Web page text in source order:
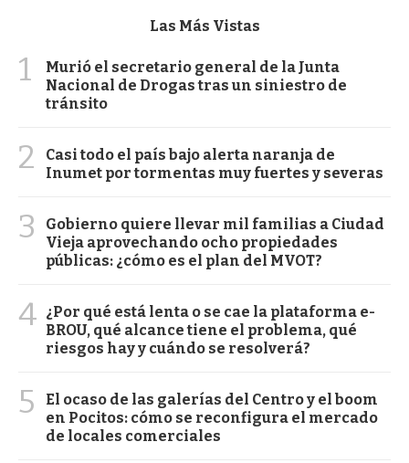
Las Más Vistas
1
Murió el secretario general de la Junta
Nacional de Drogas tras un siniestro de
tránsito
2
Casi todo el país bajo alerta naranja de
Inumet por tormentas muy fuertes y severas
3
Gobierno quiere llevar mil familias a Ciudad
Vieja aprovechando ocho propiedades
públicas: ¿cómo es el plan del MVOT?
4 ¿Por qué está lenta o se cae la plataforma e-
BROU, qué alcance tiene el problema, qué
riesgos hay y cuándo se resolverá?
5
El ocaso de las galerías del Centro y el boom
en Pocitos: cómo se reconfigura el mercado
de locales comerciales